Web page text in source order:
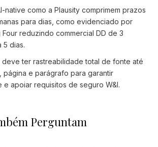
native como a Plausity comprimem prazos
para dias, como evidenciado por
reduzindo commercial DD de 3
5 dias.
deve ter rastreabilidade total de fonte até
página e parágrafo para garantir
e apoiar requisitos de seguro W&I.
Perguntam